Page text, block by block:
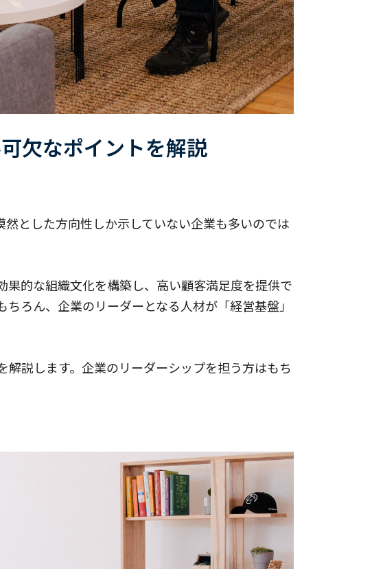
欠なポイントを解説
とした方向性しか示していない企業も多いのでは
的な組織文化を構築し、高い顧客満足度を提供で
ろん、企業のリーダーとなる人材が「経営基盤」
説します。企業のリーダーシップを担う方はもち